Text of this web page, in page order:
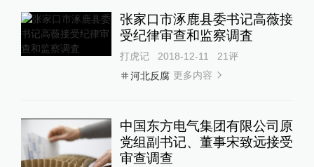
张家口市涿鹿县委书记高薇接
受纪律审查和监察调査
打虎记 2018-12-11 21评
河北反腐 更多内容
中国东方电气集团有限公司原
党组副书记、董事宋致远接受
审查调查